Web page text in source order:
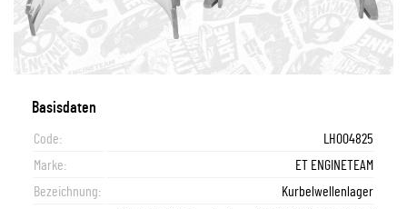
Basisdaten
Code:
LH004825
Marke:
ET ENGINETEAM
Bezeichnung:
Kurbelwellenlager